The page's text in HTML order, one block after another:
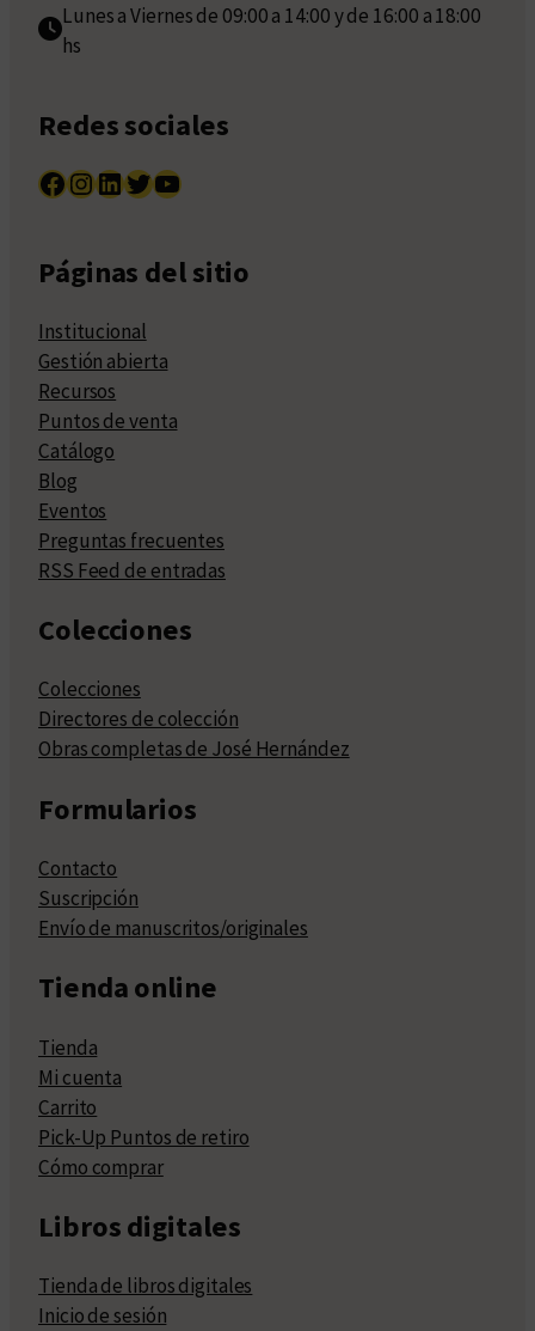
Lunes a Viernes de 09:00 a 14:00 y de 16:00 a 18:00
hs
Redes sociales
Facebook InstagramLinkedIn Twitter YouTube
Páginas del sitio
Institucional
Gestión abierta
Recursos
Puntos de venta
Catálogo
Blog
Eventos
Preguntas frecuentes
RSS Feed de entradas
Colecciones
Colecciones
Directores de colección
Obras completas de José Hernández
Formularios
Contacto
Suscripción
Envío de manuscritos/originales
Tienda online
Tienda
Mi cuenta
Carrito
Pick-Up Puntos de retiro
Cómo comprar
Libros digitales
Tienda de libros digitales
Inicio de sesión